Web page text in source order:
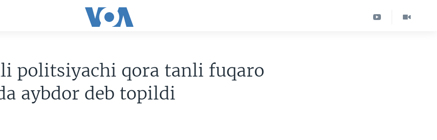
politsiyachi qora tanli fuqaro
aybdor deb topildi